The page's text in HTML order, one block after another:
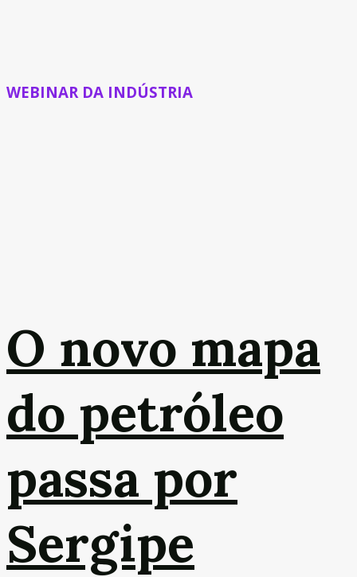
WEBINAR DA INDÚSTRIA
O novo mapa
do petróleo
passa por
Sergipe